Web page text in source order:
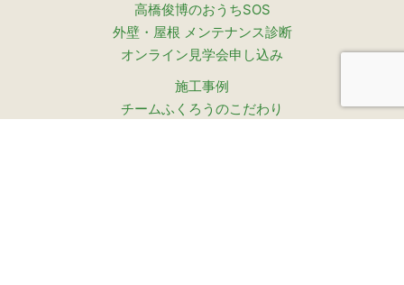
高橋俊博のおうちSOS
外壁・屋根 メンテナンス診断
オンライン見学会申し込み
施工事例
チームふくろうのこだわり